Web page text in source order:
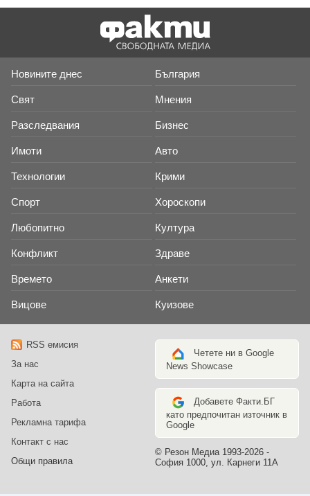
Новините днес България
Свят Мнения
Разследвания Бизнес
Имоти Авто
Технологии Крими
Спорт Хороскопи
Любопитно Култура
Конфликт Здраве
Времето Анкети
Вицове Куизове
RSS емисия
За нас
Карта на сайта
Работа
Рекламна тарифа
Контакт с нас
Общи правила
Четете ни в Google
News Showcase
Добавете Факти.БГ
като предпочитан източник в
Google
© Резон Медиа 1993-2026 -
София 1000, ул. Карнеги 11А